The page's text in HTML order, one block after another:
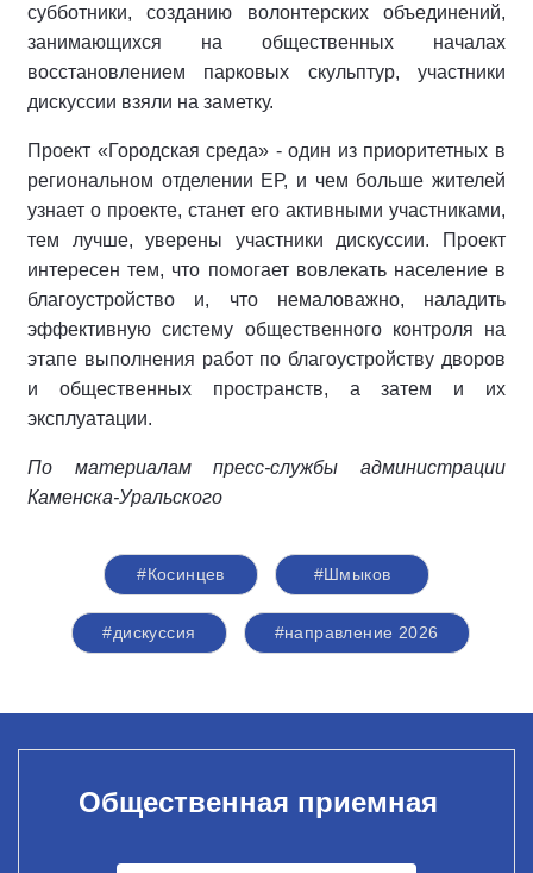
субботники, созданию волонтерских объединений,
занимающихся на общественных началах
восстановлением парковых скульптур, участники
дискуссии взяли на заметку.
Проект «Городская среда» - один из приоритетных в
региональном отделении ЕР, и чем больше жителей
узнает о проекте, станет его активными участниками,
тем лучше, уверены участники дискуссии. Проект
интересен тем, что помогает вовлекать население в
благоустройство и, что немаловажно, наладить
эффективную систему общественного контроля на
этапе выполнения работ по благоустройству дворов
и общественных пространств, а затем и их
эксплуатации.
По материалам пресс-службы администрации
Каменска-Уральского
#Косинцев #Шмыков
#дискуссия #направление 2026
Общественная приемная